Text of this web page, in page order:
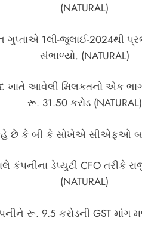
(NATURAL)
1લી-જુલાઈ-2024થી
સંભાળ્યો. (NATURAL)
આવેલી મિલકતનો એક ભાગ
રૂ. 31.50 કરોડ (NATURAL)
છે કે બી કે સોખેએ સીએફઓ
કંપનીના ડેપ્યુટી CFO તરીકે
(NATURAL)
રૂ. 9.5 કરોડની GST માંગ